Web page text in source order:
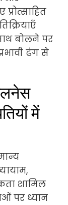
बोलने पर
ढंग से
में
शामिल
पर ध्यान